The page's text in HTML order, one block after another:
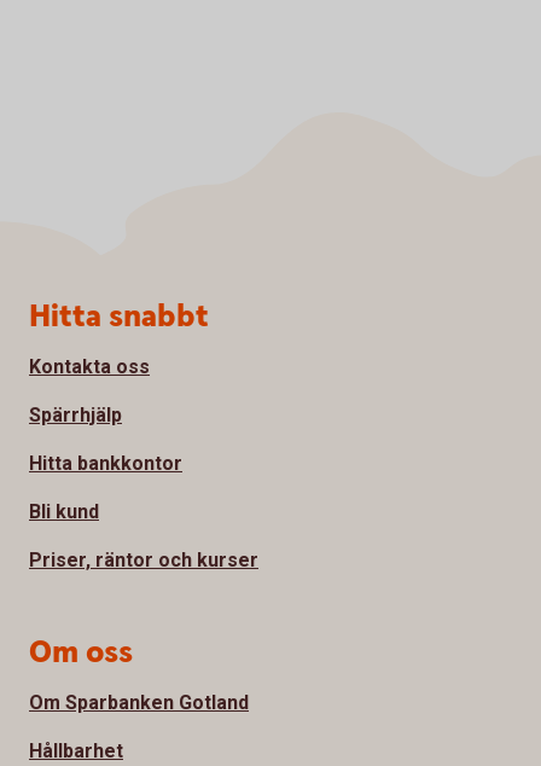
Sidfot
Hitta snabbt
Kontakta oss
Spärrhjälp
Hitta bankkontor
Bli kund
Priser, räntor och kurser
Om oss
Om Sparbanken Gotland
Hållbarhet